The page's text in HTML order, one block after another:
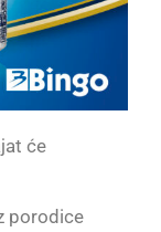
će
porodice